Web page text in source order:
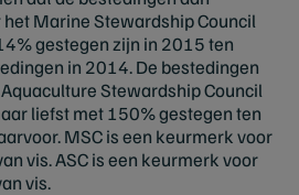
Marine Stewardship Council
gestegen zijn in 2015 ten
in 2014. De bestedingen
Stewardship Council
liefst met 150% gestegen ten
MSC is een keurmerk voor
vis. ASC is een keurmerk voor
vis.